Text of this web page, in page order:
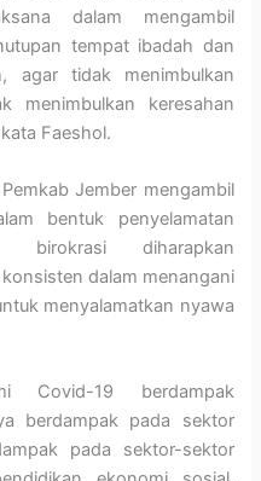
dalam mengambil
tempat ibadah dan
agar tidak menimbulkan
menimbulkan keresahan
Faeshol.
Jember mengambil
bentuk penyelamatan
birokrasi diharapkan
dalam menangani
menyalamatkan nyawa
Covid-19 berdampak
berdampak pada sektor
pada sektor-sektor